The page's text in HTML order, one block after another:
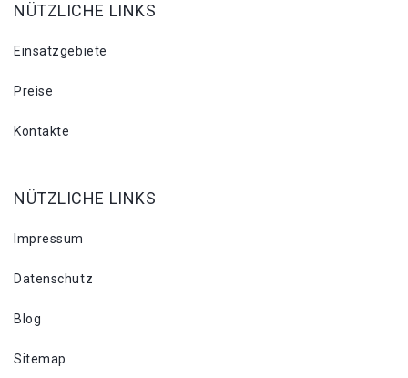
NÜTZLICHE LINKS
Einsatzgebiete
Preise
Kontakte
NÜTZLICHE LINKS
Impressum
Datenschutz
Blog
Sitemap